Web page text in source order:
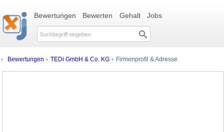
Bewertungen Bewerten Gehalt Jobs
Bewertungen TEDi GmbH & Co. KG Firmenprofil & Adresse